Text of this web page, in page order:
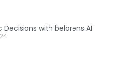
Decisions with belorens AI